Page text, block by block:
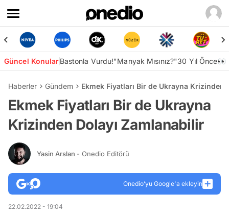
Güncel KonularBastonla Vurdu!"Manyak Mısınız?"30 Yıl Önce👀
Haberler Gündem Ekmek Fiyatları Bir de Ukrayna Krizinden
Ekmek Fiyatları Bir de Ukrayna
Krizinden Dolayı Zamlanabilir
Yasin Arslan - Onedio Editörü
Onedio’yu Google'a ekleyin
22.02.2022 - 19:04